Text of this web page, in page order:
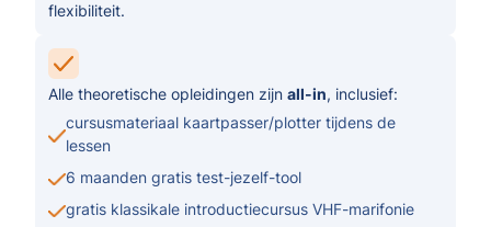
flexibiliteit.
Alle theoretische opleidingen zijn all-in, inclusief:
cursusmateriaal kaartpasser/plotter tijdens de
lessen
6 maanden gratis test-jezelf-tool
gratis klassikale introductiecursus VHF-marifonie